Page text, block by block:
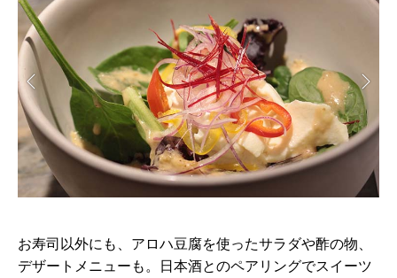
お寿司以外にも、アロハ豆腐を使ったサラダや酢の物、
デザートメニューも。日本酒とのペアリングでスイーツ